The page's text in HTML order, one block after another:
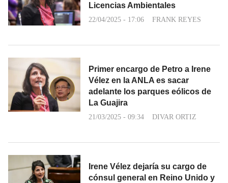
Licencias Ambientales
22/04/2025 - 17:06 FRANK REYES
Primer encargo de Petro a Irene
Vélez en la ANLA es sacar
adelante los parques eólicos de
La Guajira
21/03/2025 - 09:34 DIVAR ORTIZ
Irene Vélez dejaría su cargo de
cónsul general en Reino Unido y